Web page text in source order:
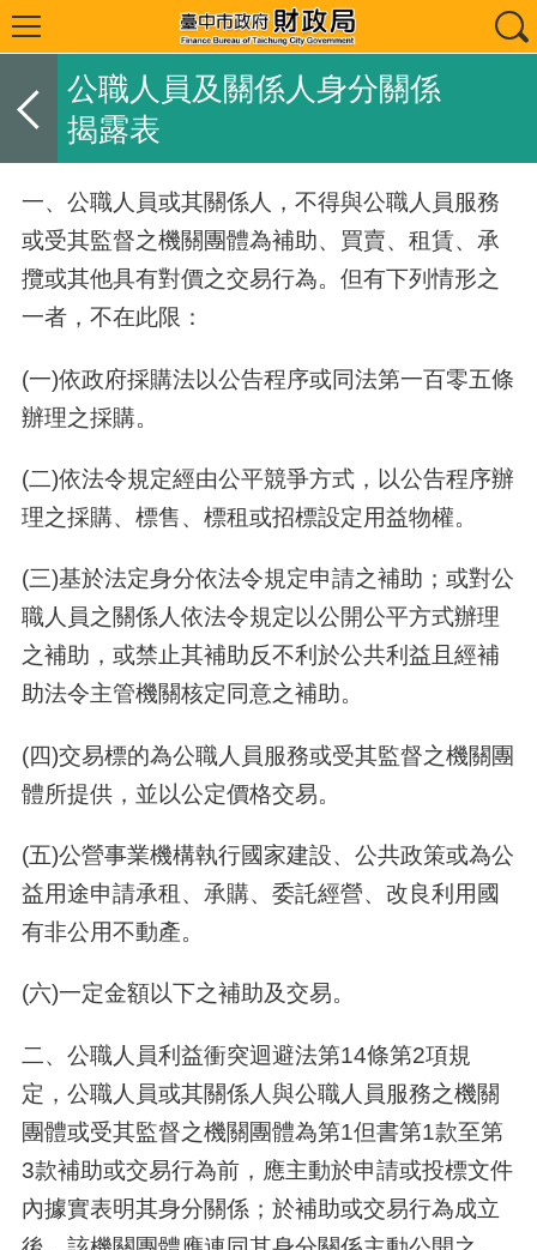
公職人員及關係人身分關係
揭露表
一、公職人員或其關係人，不得與公職人員服務
或受其監督之機關團體為補助、買賣、租賃、承
攬或其他具有對價之交易行為。但有下列情形之
一者，不在此限：
(一)依政府採購法以公告程序或同法第一百零五條
辦理之採購。
(二)依法令規定經由公平競爭方式，以公告程序辦
理之採購、標售、標租或招標設定用益物權。
(三)基於法定身分依法令規定申請之補助；或對公
職人員之關係人依法令規定以公開公平方式辦理
之補助，或禁止其補助反不利於公共利益且經補
助法令主管機關核定同意之補助。
(四)交易標的為公職人員服務或受其監督之機關團
體所提供，並以公定價格交易。
(五)公營事業機構執行國家建設、公共政策或為公
益用途申請承租、承購、委託經營、改良利用國
有非公用不動產。
(六)一定金額以下之補助及交易。
二、公職人員利益衝突迴避法第14條第2項規
定，公職人員或其關係人與公職人員服務之機關
團體或受其監督之機關團體為第1但書第1款至第
3款補助或交易行為前，應主動於申請或投標文件
內據實表明其身分關係；於補助或交易行為成立